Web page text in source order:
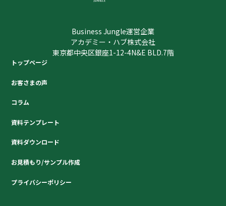
Business Jungle運営企業
アカデミー・ハブ株式会社
東京都中央区銀座1-12-4N&E BLD.7階
トップページ
お客さまの声
コラム
資料テンプレート
資料ダウンロード
お見積もり/サンプル作成
プライバシーポリシー